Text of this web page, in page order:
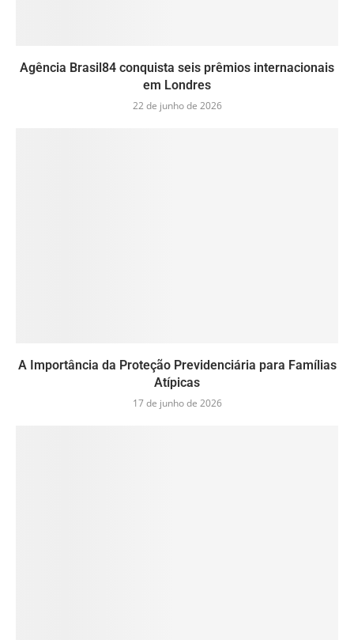
Agência Brasil84 conquista seis prêmios internacionais
em Londres
22 de junho de 2026
A Importância da Proteção Previdenciária para Famílias
Atípicas
17 de junho de 2026